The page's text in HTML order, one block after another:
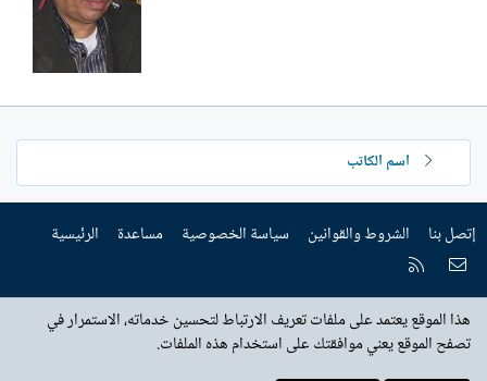
اسم الكاتب
إتصل بنا الشروط والقوانين سياسة الخصوصية مساعدة الرئيسية
إتصل بنا
هذا الموقع يعتمد على ملفات تعريف الارتباط لتحسين خدماته، الاستمرار في
تصفح الموقع يعني موافقتك على استخدام هذه الملفات.